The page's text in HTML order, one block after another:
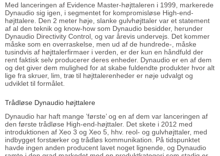
Med lanceringen af Evidence Master-højttaleren i 1999, markerede
Dynaudio sig igen, i segmentet for kompromisløse High-end-
højttalere. Den 2 meter høje, slanke gulvhøjttaler var et statement
af al den teknik og know-how som Dynaudio besidder, herunder
Dynaudio Directivity Control, og var årevis undervejs. Det kommer
måske som en overraskelse, men ud af de hundrede-, måske
tusindvis af højttalerfirmaer i verden, er der kun en håndfuld der
rent faktisk selv producerer deres enheder. Dynaudio er en af dem
og det giver dem mulighed for at skabe fuldendte produkter hvor alt
lige fra skruer, lim, træ til højttalerenheder er nøje udvalgt og
udviklet til formålet.
Trådløse Dynaudio højttalere
Dynaudio har haft mange ’første’ og en af dem var lanceringen af
den første trådløse High-end-højttaler. Det skete i 2012 med
introduktionen af Xeo 3 og Xeo 5, hhv. reol- og gulvhøjttaler, med
indbygget forstærker og trådløs kommunikation. På tidspunktet
havde ingen anden producent lavet noget lignende, og Dynaudio